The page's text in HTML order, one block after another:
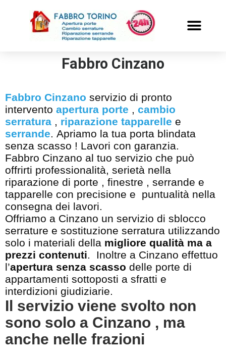
Fabbro Cinzano
Fabbro Cinzano servizio di pronto
intervento apertura porte , cambio
serratura , riparazione tapparelle e
serrande. Apriamo la tua porta blindata
senza scasso ! Lavori con garanzia.
Fabbro Cinzano al tuo servizio che può
offrirti professionalità, serietà nella
riparazione di porte , finestre , serrande e
tapparelle con precisione e puntualità nella
consegna dei lavori.
Offriamo a Cinzano un servizio di sblocco
serrature e sostituzione serratura utilizzando
solo i materiali della migliore qualità ma a
prezzi contenuti. Inoltre a Cinzano effettuo
l’apertura senza scasso delle porte di
appartamenti sottoposti a sfratti e
interdizioni giudiziarie.
Il servizio viene svolto non
sono solo a Cinzano , ma
anche nelle frazioni